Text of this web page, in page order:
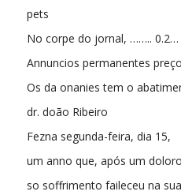
pets
No corpe do jornal, …….. 0.2…
Annuncios permanentes
Os da onanies tem o
dr. doão Ribeiro
Fezna segunda-feira, dia 15,
um anno que, após um
so soffrimento faileceu na sua